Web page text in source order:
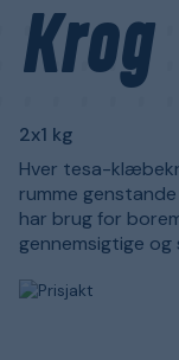
Krog
2x1 kg
Hver tesa-
rumme
har brug for
gennemsigtige